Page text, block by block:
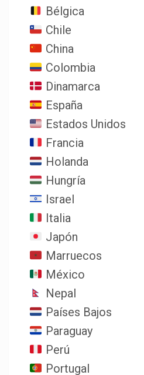
Bélgica
Chile
China
Colombia
Dinamarca
España
Estados Unidos
Francia
Holanda
Hungría
Israel
Italia
Japón
Marruecos
México
Nepal
Países Bajos
Paraguay
Perú
Portugal